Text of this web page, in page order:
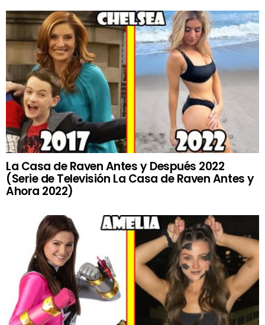
La Casa de Raven Antes y Después 2022
(Serie de Televisión La Casa de Raven Antes y
Ahora 2022)